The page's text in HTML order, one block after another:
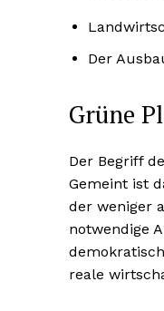
Der
Grüne
Der Begriff
Gemeint ist
der weniger
notwendige
reale